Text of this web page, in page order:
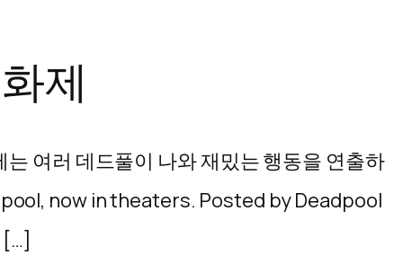
제
여러 데드풀이 나와 재밌는 행동을 연출하
now in theaters. Posted by Deadpool
[…]